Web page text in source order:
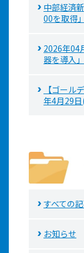
中部経済
00を取得
2026年04
器を導入
【ゴール
年4月29日
すべての
お知らせ